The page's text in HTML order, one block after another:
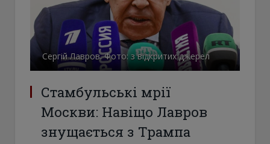
Сергій Лавров. Фото: з відкритих джерел
Стамбульські мрії
Москви: Навіщо Лавров
знущається з Трампа